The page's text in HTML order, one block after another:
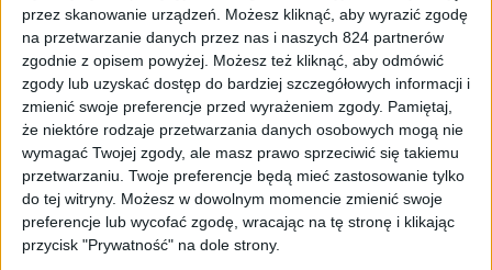
przez skanowanie urządzeń. Możesz kliknąć, aby wyrazić zgodę
na przetwarzanie danych przez nas i naszych 824 partnerów
zgodnie z opisem powyżej. Możesz też kliknąć, aby odmówić
zgody lub uzyskać dostęp do bardziej szczegółowych informacji i
zmienić swoje preferencje przed wyrażeniem zgody. Pamiętaj,
że niektóre rodzaje przetwarzania danych osobowych mogą nie
wymagać Twojej zgody, ale masz prawo sprzeciwić się takiemu
przetwarzaniu. Twoje preferencje będą mieć zastosowanie tylko
do tej witryny. Możesz w dowolnym momencie zmienić swoje
preferencje lub wycofać zgodę, wracając na tę stronę i klikając
przycisk "Prywatność" na dole strony.
A4Tech Bloody B975
Klawiatura swoje waży, ale to normalne przy „mechaniku”.
Ma około 450 cm szerokości i według mnie to ważna
informacja, jeśli ktoś trzyma jeszcze klawiaturę na
wysuwanej półce pod biurkiem. Przewód? Klasyczne 1,8